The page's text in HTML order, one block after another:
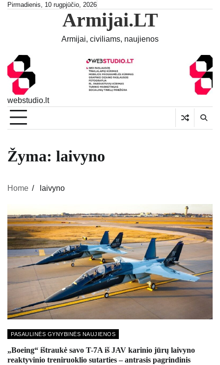
SkipPirmadienis, 10 rugpjūčio, 2026
Armijai.LT
Armijai, civiliams, naujienos
webstudio.lt
Žyma: laivyno
Home laivyno
PASAULINĖS GYNYBINĖS NAUJIENOS
„Boeing“ ištraukė savo T-7A iš JAV karinio jūrų laivyno
reaktyvinio treniruoklio sutarties – antrasis pagrindinis